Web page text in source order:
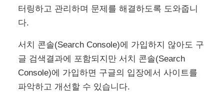
터링하고 관리하며 문제를 해결하도록 도와줍니
다.
서치 콘솔(Search Console)에 가입하지 않아도 구
글 검색결과에 포함되지만 서치 콘솔(Search
Console)에 가입하면 구글의 입장에서 사이트를
파악하고 개선할 수 있습니다.